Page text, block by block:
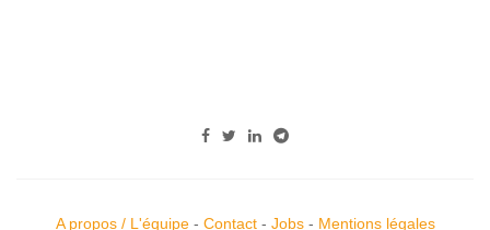
A propos / L'équipe- Contact- Jobs- Mentions légales